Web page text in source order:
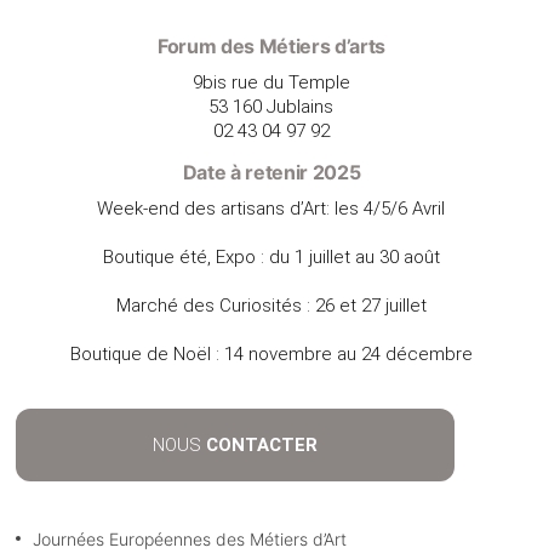
Forum des Métiers d’arts
9bis rue du Temple
53 160 Jublains
02 43 04 97 92
Date à retenir 2025
Week-end des artisans d’Art: les 4/5/6 Avril
Boutique été, Expo : du 1 juillet au 30 août
Marché des Curiosités : 26 et 27 juillet
Boutique de Noël : 14 novembre au 24 décembre
NOUS CONTACTER
Journées Européennes des Métiers d’Art